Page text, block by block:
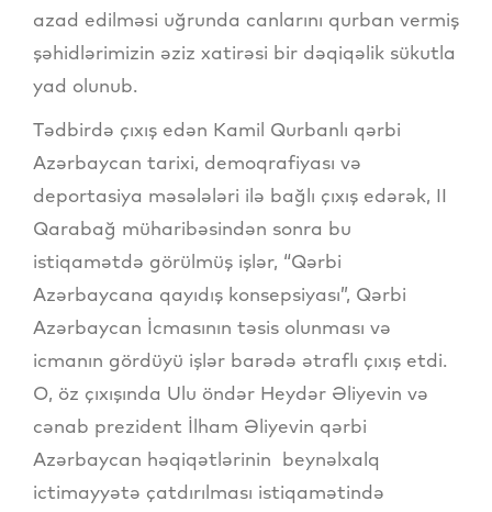
azad edilməsi uğrunda canlarını qurban vermiş
şəhidlərimizin əziz xatirəsi bir dəqiqəlik sükutla
yad olunub.
Tədbirdə çıxış edən Kamil Qurbanlı qərbi
Azərbaycan tarixi, demoqrafiyası və
deportasiya məsələləri ilə bağlı çıxış edərək, II
Qarabağ müharibəsindən sonra bu
istiqamətdə görülmüş işlər, “Qərbi
Azərbaycana qayıdış konsepsiyası”, Qərbi
Azərbaycan İcmasının təsis olunması və
icmanın gördüyü işlər barədə ətraflı çıxış etdi.
O, öz çıxışında Ulu öndər Heydər Əliyevin və
cənab prezident İlham Əliyevin qərbi
Azərbaycan həqiqətlərinin beynəlxalq
ictimayyətə çatdırılması istiqamətində